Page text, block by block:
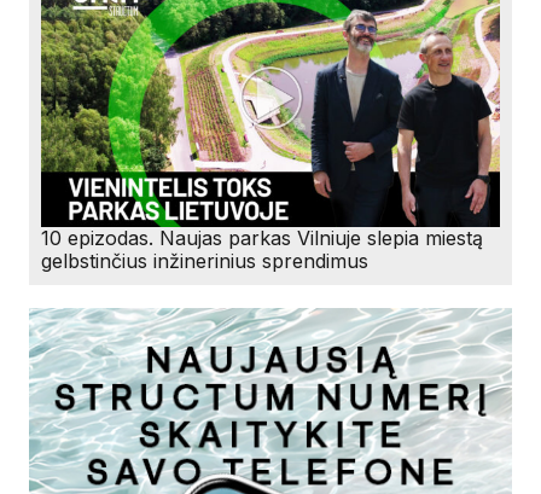
10 epizodas. Naujas parkas Vilniuje slepia miestą
gelbstinčius inžinerinius sprendimus